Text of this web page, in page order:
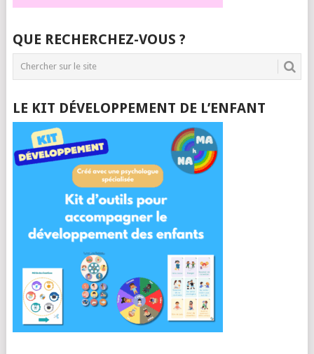
QUE RECHERCHEZ-VOUS ?
LE KIT DÉVELOPPEMENT DE L’ENFANT